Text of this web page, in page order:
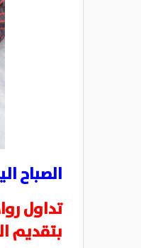
الصباح
تداول
بتقديم